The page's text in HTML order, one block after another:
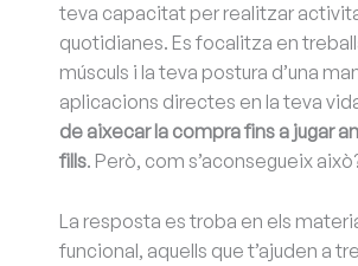
teva capacitat per realitzar
quotidianes. Es focalitza en
músculs i la teva postura d’una
aplicacions directes en la teva
de aixecar la compra fins a jugar
fills. Però, com s’aconsegueix
La resposta es troba en els
funcional, aquells que t’ajuden a